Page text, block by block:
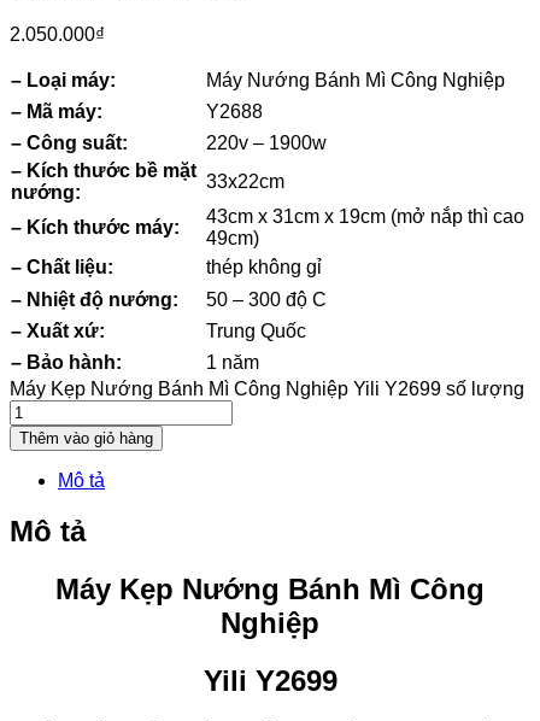
2.050.000₫
– Loại máy:
Máy Nướng Bánh Mì Công Nghiệp
– Mã máy:
Y2688
– Công suất:
220v – 1900w
– Kích thước bề mặt
nướng:
33x22cm
– Kích thước máy:
43cm x 31cm x 19cm (mở nắp thì cao
49cm)
– Chất liệu:
thép không gỉ
– Nhiệt độ nướng:
50 – 300 độ C
– Xuất xứ:
Trung Quốc
– Bảo hành:
1 năm
Máy Kẹp Nướng Bánh Mì Công Nghiệp Yili Y2699 số lượng
Thêm vào giỏ hàng
Mô tả
Mô tả
Máy Kẹp Nướng Bánh Mì Công
Nghiệp
Yili Y2699